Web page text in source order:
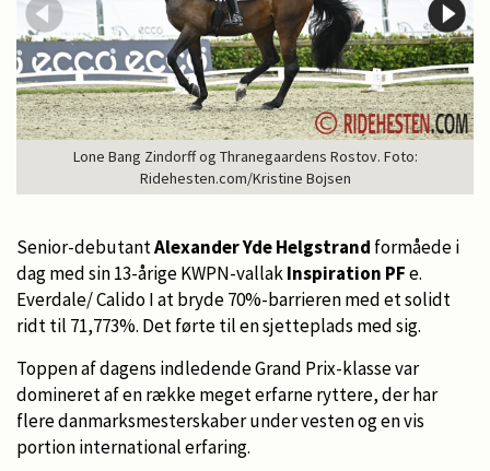
Lone Bang Zindorff og Thranegaardens Rostov. Foto:
Ridehesten.com/Kristine Bojsen
Senior-debutantAlexander Yde Helgstrand formåede i
dag med sin 13-årige KWPN-vallakInspiration PFe.
Everdale/ Calido I at bryde 70%-barrieren med et solidt
ridt til 71,773%. Det førte til en sjetteplads med sig.
Toppen af dagens indledende Grand Prix-klasse var
domineret af en række meget erfarne ryttere, der har
flere danmarksmesterskaber under vesten og en vis
portion international erfaring.